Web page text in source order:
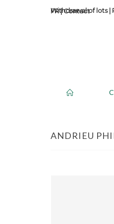
Contact
Withdrawal of lots|
ANDRIEU